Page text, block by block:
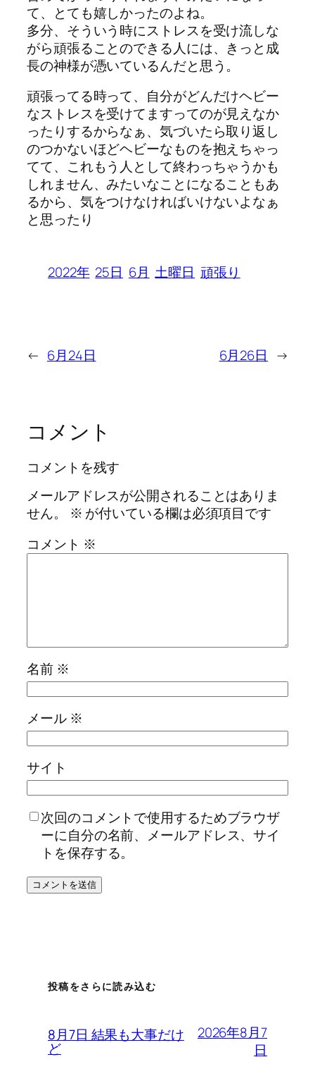
て、とても嬉しかったのよね。
多分、そういう時にストレスを受け流しな
がら頑張ることのできる人には、きっと成
長の神様が憑いているんだと思う。
頑張ってる時って、自分がどんだけヘビー
なストレスを受けてますってのが見えなか
ったりするからなぁ、気づいたら取り返し
のつかないほどヘビーなものを抱えちゃっ
てて、これもう人として終わっちゃうかも
しれません、みたいなことになることもあ
るから、気をつけなければいけないよなぁ
と思ったり
2022年 25日 6月 土曜日 頑張り
← 6月24日 6月26日 →
コメント
コメントを残す
メールアドレスが公開されることはありま
せん。
※ が付いている欄は必須項目です
コメント ※
名前 ※
メール ※
サイト
次回のコメントで使用するためブラウザ
ーに自分の名前、メールアドレス、サイ
トを保存する。
投稿をさらに読み込む
8月7日 結果も大事だけ
ど
2026年8月7
日